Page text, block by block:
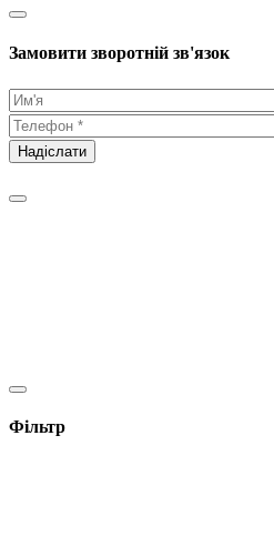
Замовити зворотній зв'язок
Фільтр